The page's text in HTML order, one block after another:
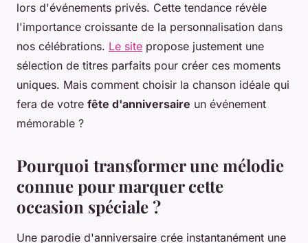
lors d'événements privés. Cette tendance révèle
l'importance croissante de la personnalisation dans
nos célébrations. Le site propose justement une
sélection de titres parfaits pour créer ces moments
uniques. Mais comment choisir la chanson idéale qui
fera de votre fête d'anniversaire un événement
mémorable ?
Pourquoi transformer une mélodie
connue pour marquer cette
occasion spéciale ?
Une parodie d'anniversaire crée instantanément une